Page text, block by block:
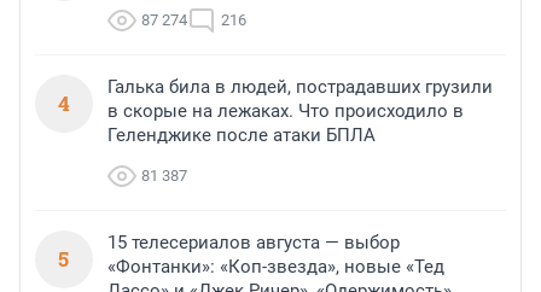
87 274 216
4
Галька била в людей, пострадавших грузили
в скорые на лежаках. Что происходило в
Геленджике после атаки БПЛА
81 387
5
15 телесериалов августа — выбор
«Фонтанки»: «Коп-звезда», новые «Тед